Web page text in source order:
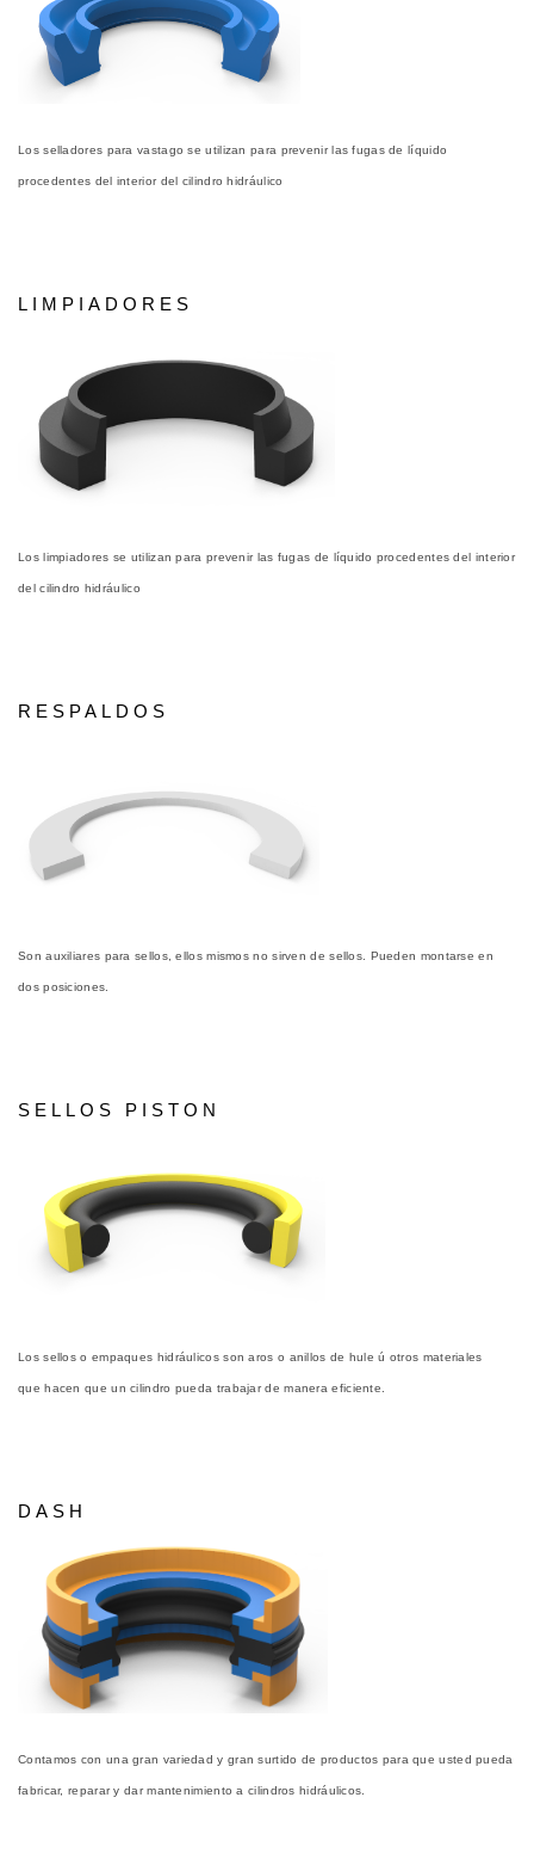
Los selladores para vastago se utilizan para prevenir las fugas de líquido
procedentes del interior del cilindro hidráulico
LIMPIADORES
Los limpiadores se utilizan para prevenir las fugas de líquido procedentes del interior
del cilindro hidráulico
RESPALDOS
Son auxiliares para sellos, ellos mismos no sirven de sellos. Pueden montarse en
dos posiciones.
SELLOS PISTON
Los sellos o empaques hidráulicos son aros o anillos de hule ú otros materiales
que hacen que un cilindro pueda trabajar de manera eficiente.
DASH
Contamos con una gran variedad y gran surtido de productos para que usted pueda
fabricar, reparar y dar mantenimiento a cilindros hidráulicos.